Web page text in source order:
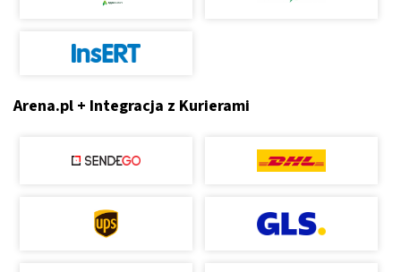
Arena.pl + Integracja z Kurierami